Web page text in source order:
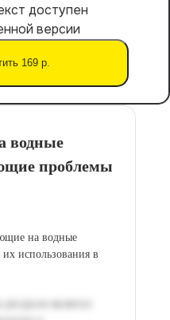
доступен
версии
169 р.
водные
проблемы
на водные
использования в